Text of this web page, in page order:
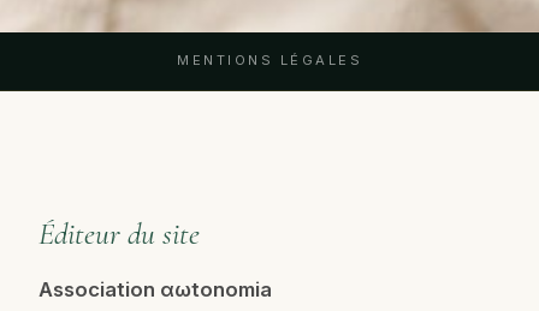
MENTIONS LÉGALES
Éditeur du site
Association αωtonomia